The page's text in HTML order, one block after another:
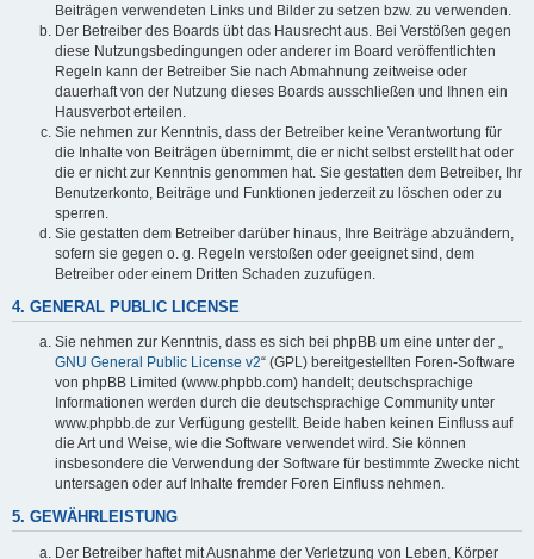
Beiträgen verwendeten Links und Bilder zu setzen bzw. zu verwenden.
Der Betreiber des Boards übt das Hausrecht aus. Bei Verstößen gegen
diese Nutzungsbedingungen oder anderer im Board veröffentlichten
Regeln kann der Betreiber Sie nach Abmahnung zeitweise oder
dauerhaft von der Nutzung dieses Boards ausschließen und Ihnen ein
Hausverbot erteilen.
Sie nehmen zur Kenntnis, dass der Betreiber keine Verantwortung für
die Inhalte von Beiträgen übernimmt, die er nicht selbst erstellt hat oder
die er nicht zur Kenntnis genommen hat. Sie gestatten dem Betreiber, Ihr
Benutzerkonto, Beiträge und Funktionen jederzeit zu löschen oder zu
sperren.
Sie gestatten dem Betreiber darüber hinaus, Ihre Beiträge abzuändern,
sofern sie gegen o. g. Regeln verstoßen oder geeignet sind, dem
Betreiber oder einem Dritten Schaden zuzufügen.
4. GENERAL PUBLIC LICENSE
Sie nehmen zur Kenntnis, dass es sich bei phpBB um eine unter der „
GNU General Public License v2“ (GPL) bereitgestellten Foren-Software
von phpBB Limited (www.phpbb.com) handelt; deutschsprachige
Informationen werden durch die deutschsprachige Community unter
www.phpbb.de zur Verfügung gestellt. Beide haben keinen Einfluss auf
die Art und Weise, wie die Software verwendet wird. Sie können
insbesondere die Verwendung der Software für bestimmte Zwecke nicht
untersagen oder auf Inhalte fremder Foren Einfluss nehmen.
5. GEWÄHRLEISTUNG
Der Betreiber haftet mit Ausnahme der Verletzung von Leben, Körper